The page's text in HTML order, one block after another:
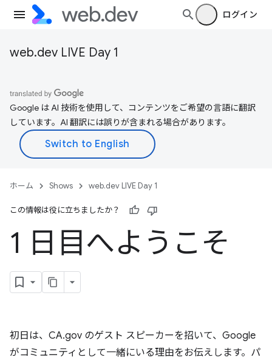
ログイン
web.dev LIVE Day 1
Google は AI 技術を使用して、コンテンツをご希望の言語に翻訳
しています。AI 翻訳には誤りが含まれる場合があります。
ホーム Shows web.dev LIVE Day 1
この情報は役に立ちましたか？
1 日目へようこそ
初日は、CA.gov のゲスト スピーカーを招いて、Google
がコミュニティとして一緒にいる理由をお伝えします。パ